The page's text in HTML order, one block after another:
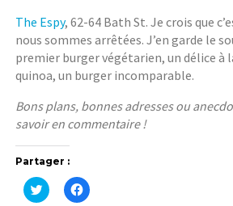
The Espy, 62-64 Bath St. Je crois que
nous sommes arrêtées. J’en garde le
premier burger végétarien, un délice à
quinoa, un burger incomparable.
Bons plans, bonnes adresses ou
savoir en commentaire !
Partager :
C
l
C
l